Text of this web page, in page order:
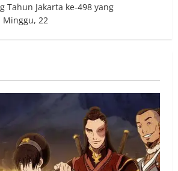
Tahun Jakarta ke-498 yang
Minggu, 22